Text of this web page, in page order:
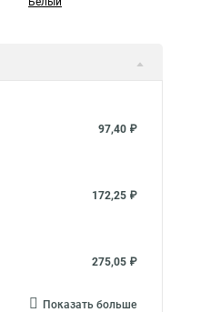
97,40 ₽
172,25 ₽
275,05 ₽
Показать больше